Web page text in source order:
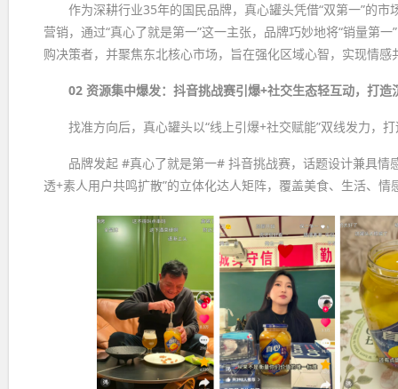
作为深耕行业35年的国民品牌，真心罐头凭借“双第一”的
营销，通过“真心了就是第一”这一主张，品牌巧妙地将“销量第
购决策者，并聚焦东北核心市场，旨在强化区域心智，实现情感
02 资源集中爆发：抖音挑战赛引爆+社交生态轻互动，打造
找准方向后，真心罐头以“线上引爆+社交赋能”双线发力，
品牌发起 #真心了就是第一# 抖音挑战赛，话题设计兼具
透+素人用户共鸣扩散”的立体化达人矩阵，覆盖美食、生活、